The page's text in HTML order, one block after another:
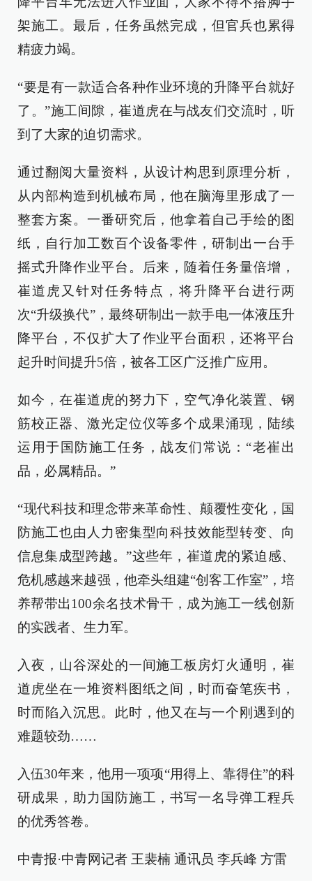
架施工。最后，任务虽然完成，但官兵也累得
精疲力竭。
“要是有一款适合各种作业环境的升降平台就好
了。”施工间隙，崔道虎在与战友们交流时，听
到了大家的迫切需求。
通过翻阅大量资料，从设计构思到原理分析，
从内部构造到机械布局，他在脑海里形成了一
整套方案。一番研究后，他拿着自己手绘的图
纸，自行加工数百个设备零件，研制出一台手
摇式升降作业平台。后来，随着任务量倍增，
崔道虎又针对任务特点，将升降平台进行两
次“升级换代”，最终研制出一款手电一体液压升
降平台，不仅扩大了作业平台面积，还将平台
起升时间提升5倍，被各工区广泛推广应用。
如今，在崔道虎的努力下，空气净化装置、钢
筋校正器、激光定位仪等多个成果涌现，陆续
运用于国防施工任务，战友们常说：“老崔出
品，必属精品。”
“现代科技和理念带来革命性、颠覆性变化，国
防施工也由人力密集型向科技效能型转变、向
信息集成型跨越。”这些年，崔道虎的紧迫感、
危机感越来越强，他牵头组建“创客工作室”，培
养帮带出100余名技术骨干，成为施工一线创新
的实践者、生力军。
入夜，山谷深处的一间施工板房灯火通明，崔
道虎坐在一堆资料图纸之间，时而奋笔疾书，
时而陷入沉思。此时，他又在与一个刚遇到的
难题较劲……
入伍30年来，他用一项项“用得上、靠得住”的科
研成果，助力国防施工，书写一名导弹工程兵
的优秀答卷。
中青报·中青网记者 王裴楠 通讯员 李兵峰 方雷